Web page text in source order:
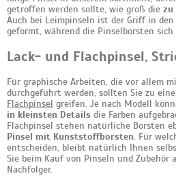
getroffen werden sollte, wie groß die zu
Auch bei Leimpinseln ist der Griff in
geformt, während die Pinselborsten
Lack- und Flachpinsel,
Für graphische Arbeiten, die vor allem
durchgeführt werden, sollten Sie zu
Flachpinsel greifen. Je nach Modell
in kleinsten Details die Farben
Flachpinsel stehen natürliche Borsten
Pinsel mit Kunststoffborsten. Für
entscheiden, bleibt natürlich Ihnen
Sie beim Kauf von Pinseln und Zubehör
Nachfolger.